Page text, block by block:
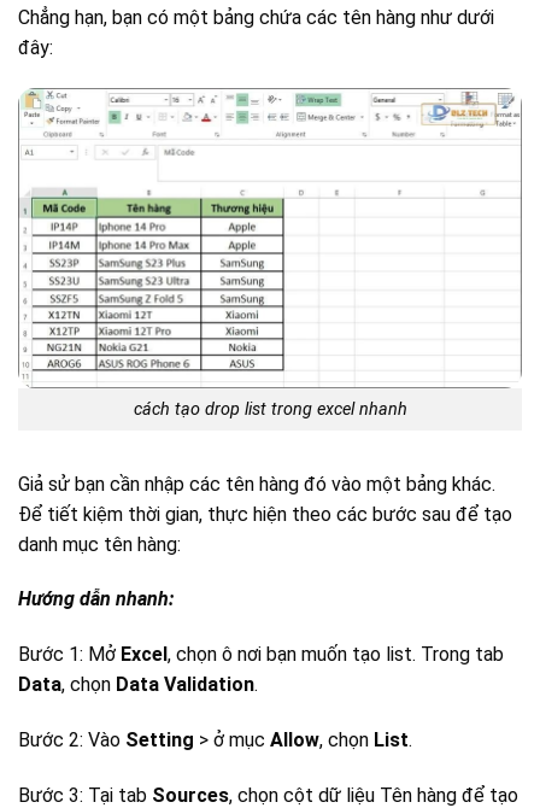
Chẳng hạn, bạn có một bảng chứa các tên hàng như dưới
đây:
cách tạo drop list trong excel nhanh
Giả sử bạn cần nhập các tên hàng đó vào một bảng khác.
Để tiết kiệm thời gian, thực hiện theo các bước sau để tạo
danh mục tên hàng:
Hướng dẫn nhanh:
Bước 1: Mở Excel, chọn ô nơi bạn muốn tạo list. Trong tab
Data, chọn Data Validation.
Bước 2: Vào Setting > ở mục Allow, chọn List.
Bước 3: Tại tab Sources, chọn cột dữ liệu Tên hàng để tạo